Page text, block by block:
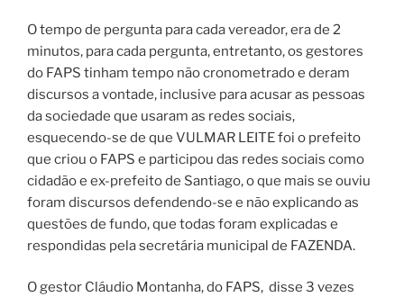
O tempo de pergunta para cada vereador, era de 2
minutos, para cada pergunta, entretanto, os gestores
do FAPS tinham tempo não cronometrado e deram
discursos a vontade, inclusive para acusar as pessoas
da sociedade que usaram as redes sociais,
esquecendo-se de que VULMAR LEITE foi o prefeito
que criou o FAPS e participou das redes sociais como
cidadão e ex-prefeito de Santiago, o que mais se ouviu
foram discursos defendendo-se e não explicando as
questões de fundo, que todas foram explicadas e
respondidas pela secretária municipal de FAZENDA.
O gestor Cláudio Montanha, do FAPS, disse 3 vezes